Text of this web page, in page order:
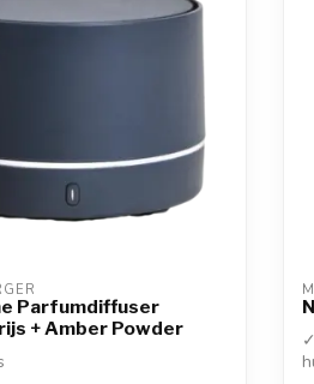
Parfumdiffuser
+ Amber Powder